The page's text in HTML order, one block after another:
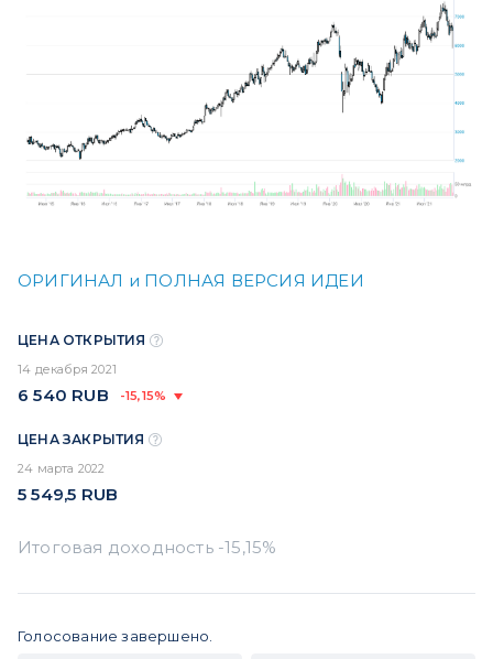
ОРИГИНАЛ и ПОЛНАЯ ВЕРСИЯ ИДЕИ
ЦЕНА ОТКРЫТИЯ
14 декабря 2021
6 540 RUB -15,15%
ЦЕНА ЗАКРЫТИЯ
24 марта 2022
5 549,5 RUB
Голосование завершено.